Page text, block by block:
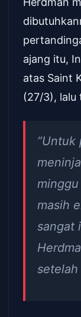
ajang itu,
atas Saint
(27/3), lalu
“Untuk
masih
sangat
setelah